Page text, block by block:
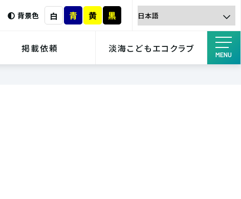
背景色 白 青 黄 黒
掲載依頼 淡海こどもエコクラブ
MENU